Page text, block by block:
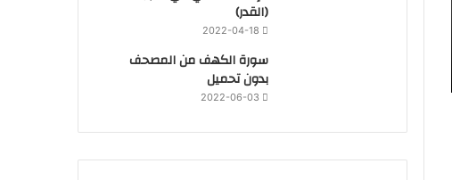
(القدر)
2022-04-18
سورة الكهف من المصحف
بدون تحميل
2022-06-03